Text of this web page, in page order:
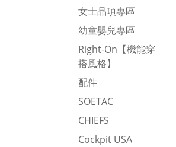
女士品項專區
幼童嬰兒專區
Right-On【機能穿
搭風格】
配件
SOETAC
CHIEFS
Cockpit USA